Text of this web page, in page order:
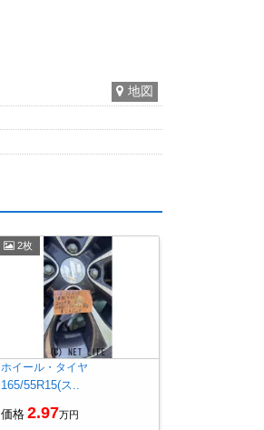
地図
2枚
ホイール・タイヤ
165/55R15(ス..
価格 2.97万円